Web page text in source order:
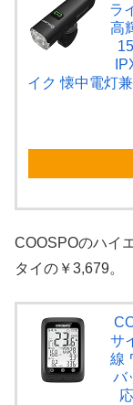
ラ
高
イク 懐中電灯
COOSPOのハイ
タイの￥3,679。
サ
線
バ